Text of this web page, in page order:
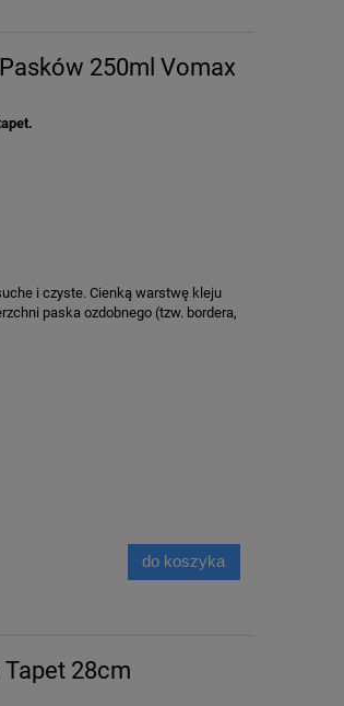
250ml Vomax
i czyste. Cienką warstwę kleju
paska ozdobnego (tzw. bordera,
do koszyka
28cm